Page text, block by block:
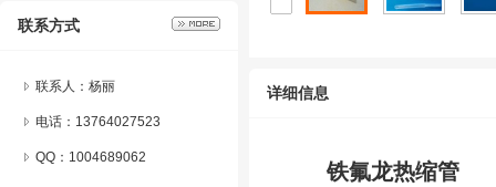
联系方式
联系人：杨丽
电话：13764027523
QQ： 1004689062
详细信息
铁氟龙热缩管